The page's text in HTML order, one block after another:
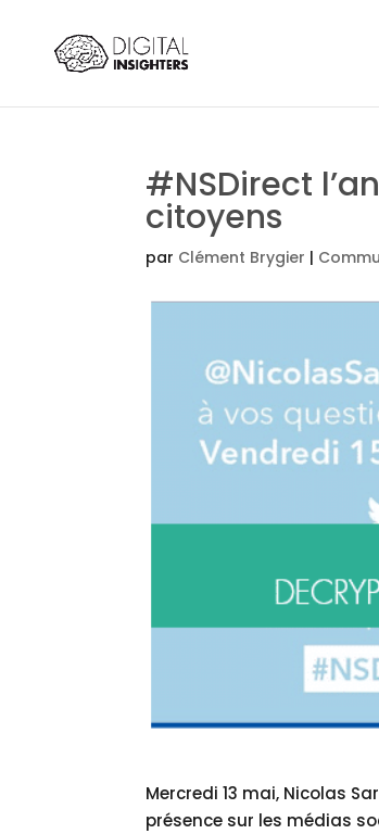
#NSDirect
citoyens
par Clément Brygier |
Mercredi 13 mai, Nicolas
présence sur les médias